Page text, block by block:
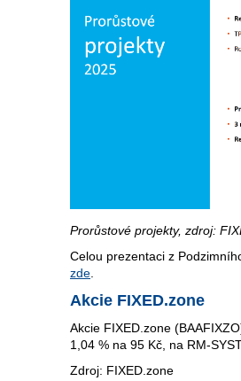
Prorůstové projekty, zdroj:
Celou prezentaci z
zde
Akcie FIXED.zone
Akcie FIXED.zone
1,04 % na 95 Kč, na RM-
Zdroj: FIXED.zone